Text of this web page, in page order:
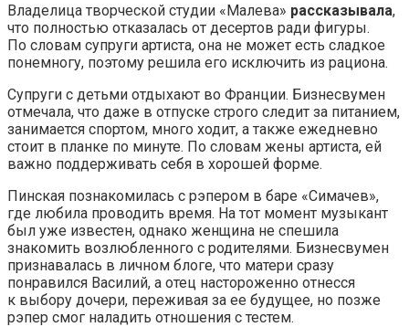
Владелица творческой студии «Малева» рассказывала,
что полностью отказалась от десертов ради фигуры.
По словам супруги артиста, она не может есть сладкое
понемногу, поэтому решила его исключить из рациона.
Супруги с детьми отдыхают во Франции. Бизнесвумен
отмечала, что даже в отпуске строго следит за питанием,
занимается спортом, много ходит, а также ежедневно
стоит в планке по минуте. По словам жены артиста, ей
важно поддерживать себя в хорошей форме.
Пинская познакомилась с рэпером в баре «Симачев»,
где любила проводить время. На тот момент музыкант
был уже известен, однако женщина не спешила
знакомить возлюбленного с родителями. Бизнесвумен
признавалась в личном блоге, что матери сразу
понравился Василий, а отец настороженно отнесся
к выбору дочери, переживая за ее будущее, но позже
рэпер смог наладить отношения с тестем.